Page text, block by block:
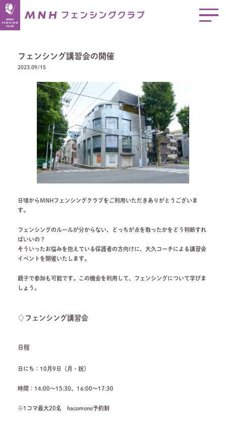
フェンシング講習会の開催
2023.09/15
日頃からMNHフェンシングクラブをご利用いただきありがとうございま
す。
フェンシングのルールが分からない、どっちが点を取ったかをどう判断すれ
ばいいの？
そういったお悩みを抱えている保護者の方向けに、大久コーチによる講習会
イベントを開催いたします。
親子で参加も可能です。この機会を利用して、フェンシングについて学びま
しょう。
♢ フェンシング講習会
日程
日にち：10月9日（月・祝）
時間：14:00～15:30、16:00～17:30
※1コマ最大20名 hacomono予約制